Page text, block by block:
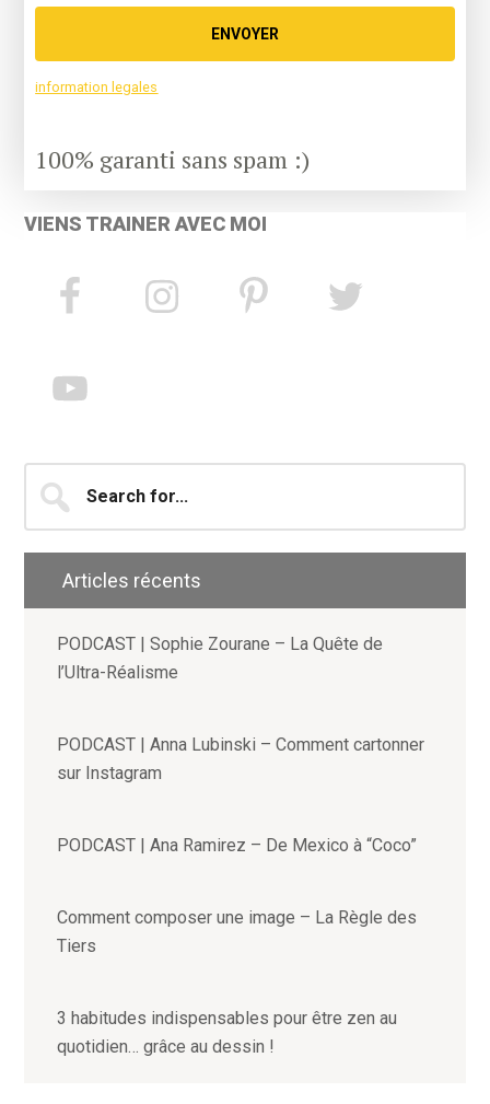
ENVOYER
information legales
100% garanti sans spam :)
VIENS TRAINER AVEC MOI
for...
Articles récents
PODCAST | Sophie Zourane – La Quête de
l’Ultra-Réalisme
PODCAST | Anna Lubinski – Comment cartonner
sur Instagram
PODCAST | Ana Ramirez – De Mexico à “Coco”
Comment composer une image – La Règle des
Tiers
3 habitudes indispensables pour être zen au
quotidien… grâce au dessin !